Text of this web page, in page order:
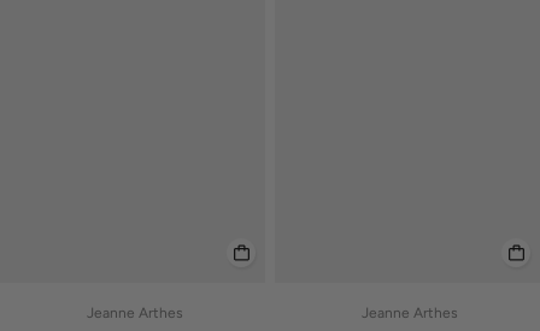
Jeanne Arthes Jeanne Arthes